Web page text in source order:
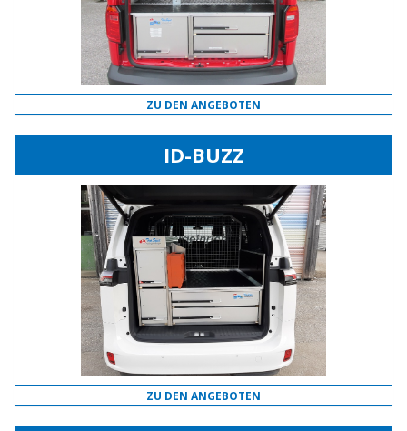
ZU DEN ANGEBOTEN
ID-BUZZ
ZU DEN ANGEBOTEN